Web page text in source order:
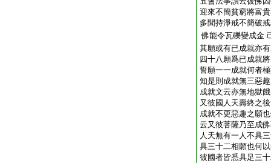
迎來不簡貧窮將富
多聞持淨戒不簡破
佛能令瓦礫變成金
其願或有已成就亦
四十八願爲已成就
誓願一一成就何者
知是則成就無三惡
成就文云亦無地獄
又彼國人天壽終之
成就不更惡趣之願
云又彼菩薩乃至成
人天無有一人不具
具三十二相願也何
彼國者皆悉具足三